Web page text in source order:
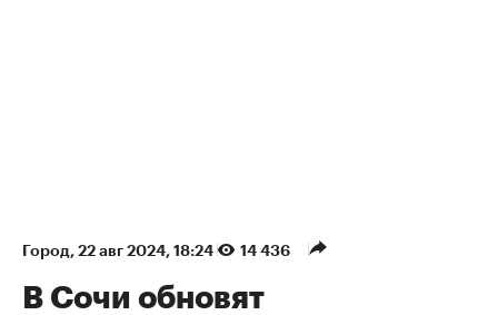
Город⁠, 22 авг 2024, 18:24 14 436
В Сочи обновят